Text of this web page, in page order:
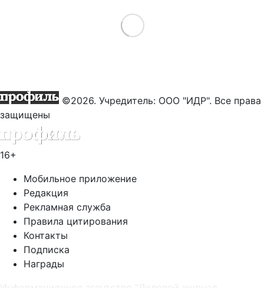
Load More
©2026. Учредитель: ООО "ИДР". Все права
защищены
16+
Мобильное приложение
Редакция
Рекламная служба
Правила цитирования
Контакты
Подписка
Награды